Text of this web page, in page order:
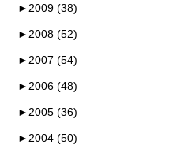
► 2009 (38)
► 2008 (52)
► 2007 (54)
► 2006 (48)
► 2005 (36)
► 2004 (50)